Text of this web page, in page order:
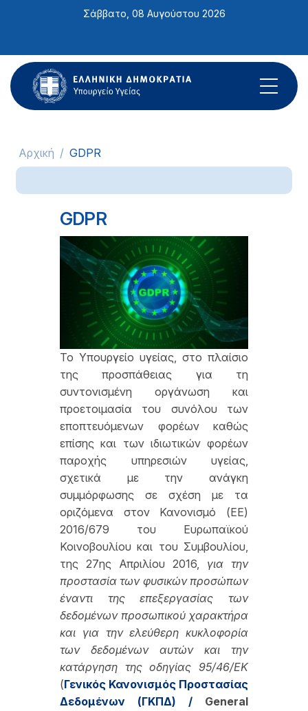
ιστότοπος
περιλαμβάνει
ένα
σύστημα
Σάββατο, 08 Αυγούστου 2026
Αρχική GDPR
GDPR
Το Υπουργείο υγείας, στο πλαίσιο
της προσπάθειας για τη
συντονισμένη οργάνωση και
προετοιμασία του συνόλου των
εποπτευόμενων φορέων καθώς
επίσης και των ιδιωτικών φορέων
παροχής υπηρεσιών υγείας,
σχετικά με την ανάγκη
συμμόρφωσης σε σχέση με τα
οριζόμενα στον Κανονισμό (ΕΕ)
2016/679 του Ευρωπαϊκού
Κοινοβουλίου και του Συμβουλίου,
της 27ης Απριλίου 2016, για την
προστασία των φυσικών προσώπων
έναντι της επεξεργασίας των
δεδομένων προσωπικού χαρακτήρα
και για την ελεύθερη κυκλοφορία
των δεδομένων αυτών και την
κατάργηση της οδηγίας 95/46/ΕΚ
(Γενικός Κανονισμός Προστασίας
Δεδομένων (ΓΚΠΔ) / General